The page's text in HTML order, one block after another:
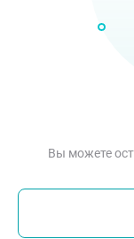
Вы можете